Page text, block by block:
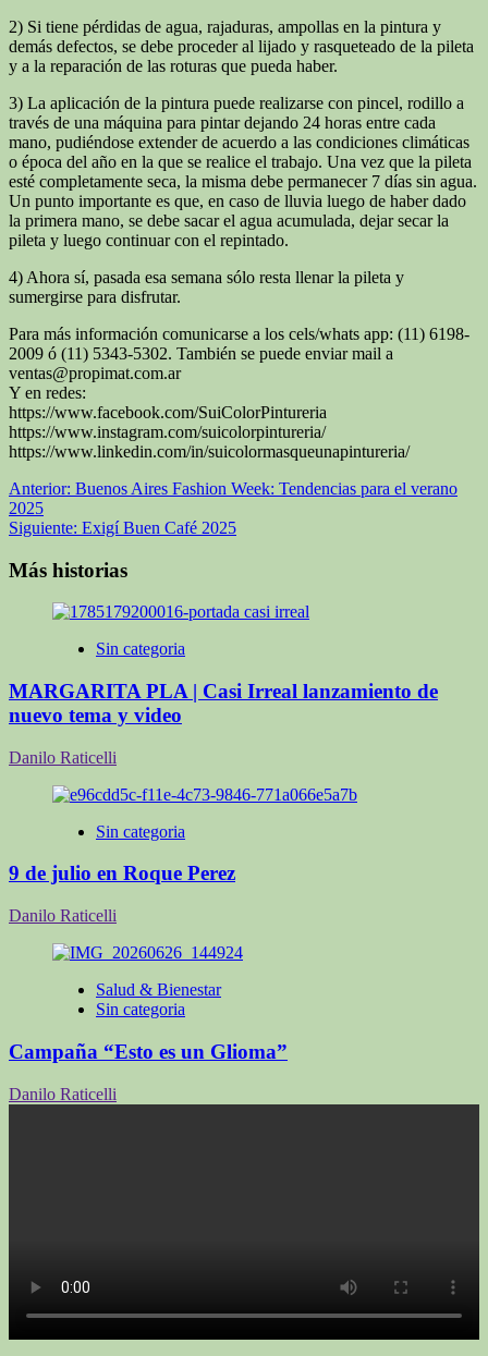
2) Si tiene pérdidas de agua, rajaduras, ampollas en la pintura y
demás defectos, se debe proceder al lijado y rasqueteado de la pileta
y a la reparación de las roturas que pueda haber.
3) La aplicación de la pintura puede realizarse con pincel, rodillo a
través de una máquina para pintar dejando 24 horas entre cada
mano, pudiéndose extender de acuerdo a las condiciones climáticas
o época del año en la que se realice el trabajo. Una vez que la pileta
esté completamente seca, la misma debe permanecer 7 días sin agua.
Un punto importante es que, en caso de lluvia luego de haber dado
la primera mano, se debe sacar el agua acumulada, dejar secar la
pileta y luego continuar con el repintado.
4) Ahora sí, pasada esa semana sólo resta llenar la pileta y
sumergirse para disfrutar.
Para más información comunicarse a los cels/whats app: (11) 6198-
2009 ó (11) 5343-5302. También se puede enviar mail a
ventas@propimat.com.ar
Y en redes:
https://www.facebook.com/SuiColorPintureria
https://www.instagram.com/suicolorpintureria/
https://www.linkedin.com/in/suicolormasqueunapintureria/
Navegación
de
Anterior: Buenos Aires Fashion Week: Tendencias para el verano
2025
Siguiente: Exigí Buen Café 2025
Más historias
Sin categoria
MARGARITA PLA | Casi Irreal lanzamiento de
nuevo tema y video
Danilo Raticelli
Sin categoria
9 de julio en Roque Perez
Danilo Raticelli
Salud & Bienestar
Sin categoria
Campaña “Esto es un Glioma”
Danilo Raticelli